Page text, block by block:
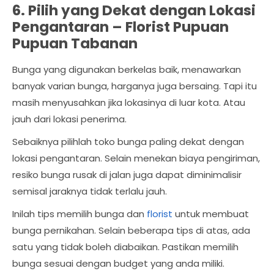
6. Pilih yang Dekat dengan Lokasi
Pengantaran – Florist Pupuan
Pupuan Tabanan
Bunga yang digunakan berkelas baik, menawarkan
banyak varian bunga, harganya juga bersaing. Tapi itu
masih menyusahkan jika lokasinya di luar kota. Atau
jauh dari lokasi penerima.
Sebaiknya pilihlah toko bunga paling dekat dengan
lokasi pengantaran. Selain menekan biaya pengiriman,
resiko bunga rusak di jalan juga dapat diminimalisir
semisal jaraknya tidak terlalu jauh.
Inilah tips memilih bunga dan florist untuk membuat
bunga pernikahan. Selain beberapa tips di atas, ada
satu yang tidak boleh diabaikan. Pastikan memilih
bunga sesuai dengan budget yang anda miliki.